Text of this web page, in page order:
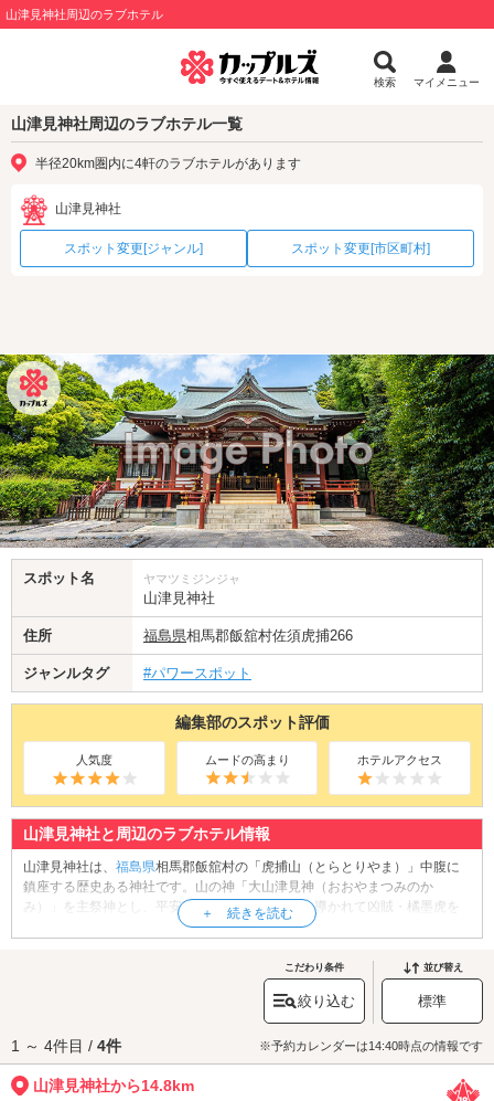
山津見神社周辺のラブホテル
検索 マイメニュー
山津見神社周辺のラブホテル一覧
半径20km圏内に4軒のラブホテルがあります
山津見神社
スポット変更[ジャンル] スポット変更[市区町村]
スポット名 ヤマツミジンジャ
山津見神社
住所 福島県相馬郡飯舘村佐須虎捕266
ジャンルタグ #パワースポット
編集部のスポット評価
人気度 ムードの高まり ホテルアクセス
山津見神社と周辺のラブホテル情報
山津見神社は、 福島県相馬郡飯舘村の「虎捕山（とらとりやま）」中腹に
鎮座する歴史ある神社です。山の神「大山津見神（おおやまつみのか
み）」を主祭神とし、平安時代に源頼義が白狼に導かれて凶賊・橘墨虎を
討伐したという伝説が残っています。全国的にも珍しいオオカミ信仰の神
かつ神秘的な雰囲気を醸し出しています。2013年の火災で焼失した天井画
「オオカミの絵」は、東京藝術大学の学生によって復元され、2016年に奉
納されました。厄除けや交通安全のご利益があり、福島県内でも屈指のパ
ワースポットとして注目されています。オオカミに守られるような体験を
求める方におすすめの神社です。
山津見神社へは、松川・二本松エリアのラブホテル、南相馬・相馬エリア
のラブホテルからもアクセスが便利です。
こだわり条件
絞り込む
並び替え
標準
1 ～ 4件目 / 4件 ※予約カレンダーは14:40時点の情報です
山津見神社から14.8km